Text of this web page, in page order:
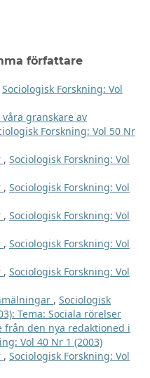
författare
Sociologisk Forskning: Vol
granskare av
Forskning: Vol 50 Nr
, Sociologisk Forskning: Vol
, Sociologisk Forskning: Vol
, Sociologisk Forskning: Vol
, Sociologisk Forskning: Vol
, Sociologisk Forskning: Vol
, Sociologisk
Tema: Sociala rörelser
från den nya redaktioned i
Vol 40 Nr 1 (2003)
, Sociologisk Forskning: Vol